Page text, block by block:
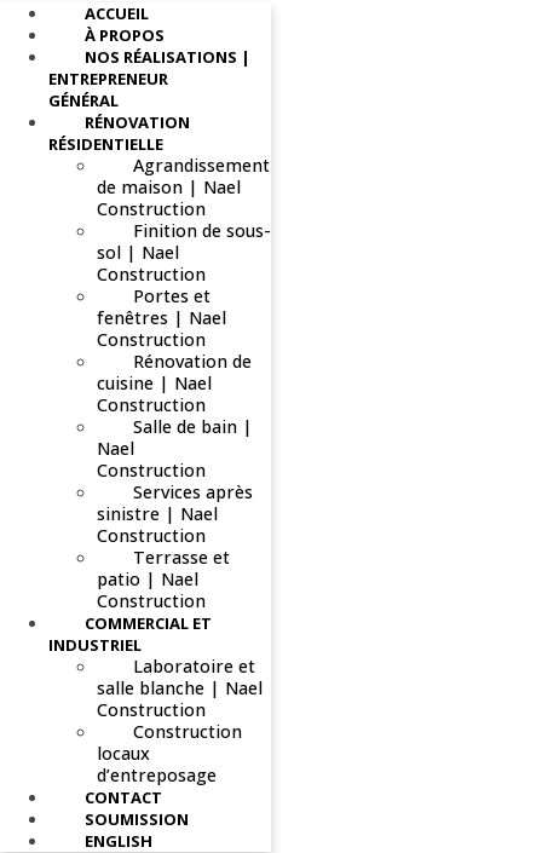
ACCUEIL
À PROPOS
NOS RÉALISATIONS |
ENTREPRENEUR
GÉNÉRAL
RÉNOVATION
RÉSIDENTIELLE
Agrandissement
de maison | Nael
Construction
Finition de sous-
sol | Nael
Construction
Portes et
fenêtres | Nael
Construction
Rénovation de
cuisine | Nael
Construction
Salle de bain |
Nael
Construction
Services après
sinistre | Nael
Construction
Terrasse et
patio | Nael
Construction
COMMERCIAL ET
INDUSTRIEL
Laboratoire et
salle blanche | Nael
Construction
Construction
locaux
d’entreposage
CONTACT
SOUMISSION
ENGLISH